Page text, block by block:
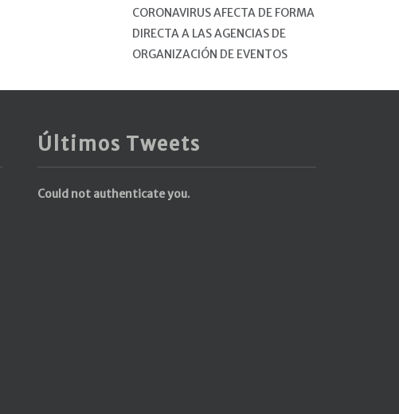
CORONAVIRUS AFECTA DE FORMA
DIRECTA A LAS AGENCIAS DE
ORGANIZACIÓN DE EVENTOS
Últimos Tweets
Could not authenticate you.